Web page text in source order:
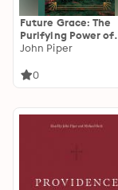
Future Grace: The
Purifying Power of
the Promises of God
John Piper
0